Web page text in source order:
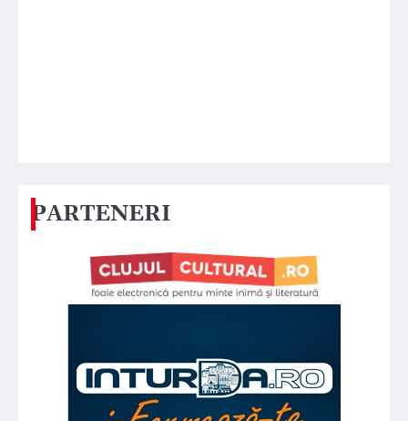
PARTENERI